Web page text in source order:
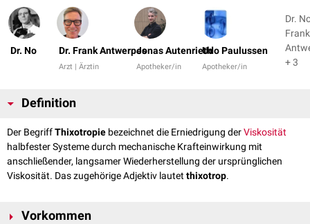
Dr. No Dr. Frank Antwerpes
Arzt | Ärztin
Jonas Autenrieth
Apotheker/in
Udo Paulussen
Apotheker/in
Dr.
Frank
+ 3
Definition
Der BegriffThixotropie bezeichnet die Erniedrigung derViskosität
halbfester Systeme durch mechanische Krafteinwirkung mit
anschließender, langsamer Wiederherstellung der ursprünglichen
Viskosität. Das zugehörige Adjektiv lautetthixotrop.
Vorkommen